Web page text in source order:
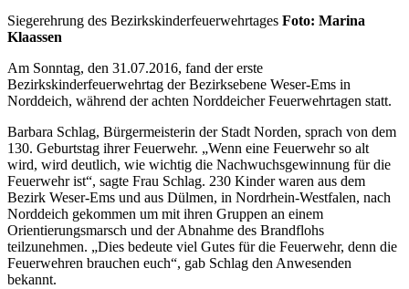
Siegerehrung des Bezirkskinderfeuerwehrtages Foto: Marina
Klaassen
Am Sonntag, den 31.07.2016, fand der erste
Bezirkskinderfeuerwehrtag der Bezirksebene Weser-Ems in
Norddeich, während der achten Norddeicher Feuerwehrtagen statt.
Barbara Schlag, Bürgermeisterin der Stadt Norden, sprach von dem
130. Geburtstag ihrer Feuerwehr. „Wenn eine Feuerwehr so alt
wird, wird deutlich, wie wichtig die Nachwuchsgewinnung für die
Feuerwehr ist“, sagte Frau Schlag. 230 Kinder waren aus dem
Bezirk Weser-Ems und aus Dülmen, in Nordrhein-Westfalen, nach
Norddeich gekommen um mit ihren Gruppen an einem
Orientierungsmarsch und der Abnahme des Brandflohs
teilzunehmen. „Dies bedeute viel Gutes für die Feuerwehr, denn die
Feuerwehren brauchen euch“, gab Schlag den Anwesenden
bekannt.